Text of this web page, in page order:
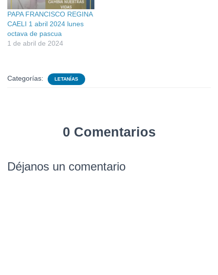
PAPA FRANCISCO REGINA
CAELI 1 abril 2024 lunes
octava de pascua
1 de abril de 2024
Categorías: LETANÍAS
0 Comentarios
Déjanos un comentario